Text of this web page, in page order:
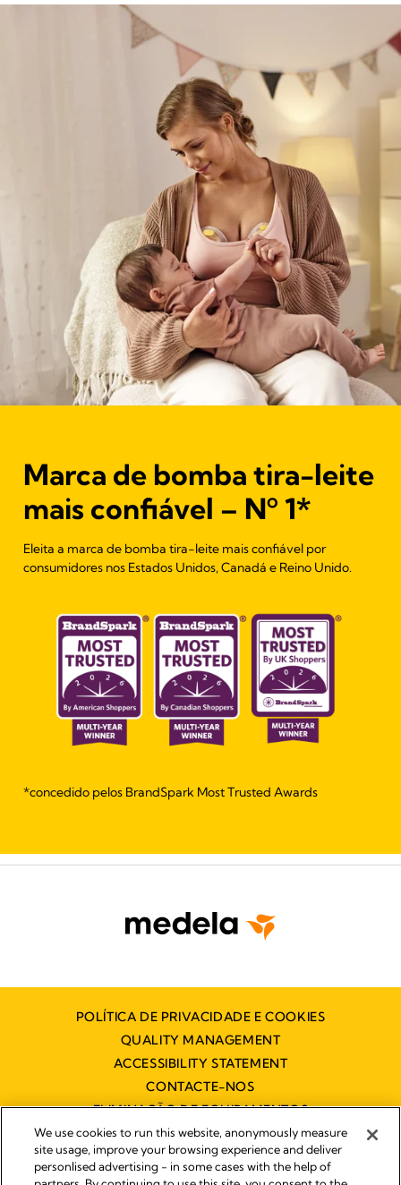
Marca de bomba tira-leite
mais confiável – Nº 1*
Eleita a marca de bomba tira-leite mais confiável por
consumidores nos Estados Unidos, Canadá e Reino Unido.
*concedido pelos BrandSpark Most Trusted Awards
POLÍTICA DE PRIVACIDADE E COOKIES
QUALITY MANAGEMENT
ACCESSIBILITY STATEMENT
CONTACTE-NOS
ELIMINAÇÃO DE EQUIPAMENTOS
ELÉCTRICOS E ELECTRÓNICOS
We use cookies to run this website, anonymously measure
site usage, improve your browsing experience and deliver
personlised advertising - in some cases with the help of